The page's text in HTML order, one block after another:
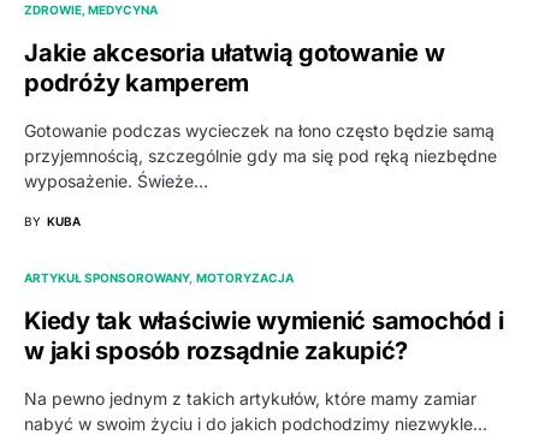
ZDROWIE, MEDYCYNA
Jakie akcesoria ułatwią gotowanie w
podróży kamperem
Gotowanie podczas wycieczek na łono często będzie samą
przyjemnością, szczególnie gdy ma się pod ręką niezbędne
wyposażenie. Świeże…
BY KUBA
ARTYKUŁ SPONSOROWANY MOTORYZACJA
Kiedy tak właściwie wymienić samochód i
w jaki sposób rozsądnie zakupić?
Na pewno jednym z takich artykułów, które mamy zamiar
nabyć w swoim życiu i do jakich podchodzimy niezwykle…